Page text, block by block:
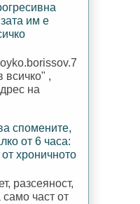
им е
всичко" ,
на
спомените,
от 6 часа:
хроничното
разсеяност,
част от